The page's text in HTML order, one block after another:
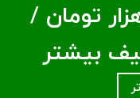
بالای ۶00 هزار تومان /
بیشتر